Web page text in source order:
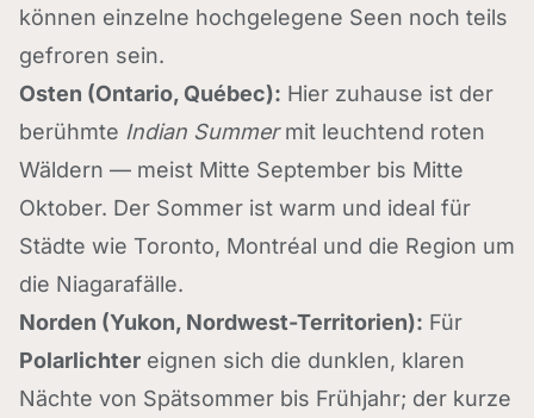
können einzelne hochgelegene Seen noch teils
gefroren sein.
Osten (Ontario, Québec): Hier zuhause ist der
berühmte Indian Summermit leuchtend roten
Wäldern — meist Mitte September bis Mitte
Oktober. Der Sommer ist warm und ideal für
Städte wie Toronto, Montréal und die Region um
die Niagarafälle.
Norden (Yukon, Nordwest-Territorien): Für
Polarlichter eignen sich die dunklen, klaren
Nächte von Spätsommer bis Frühjahr; der kurze